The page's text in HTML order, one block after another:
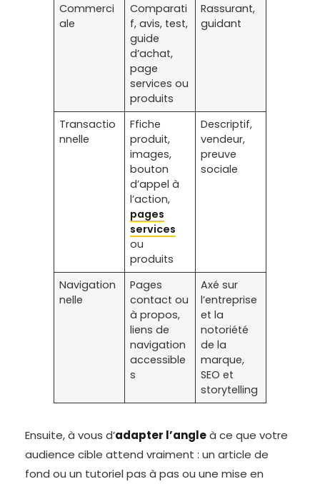
Commerci
ale
Comparati
f, avis, test,
guide
d’achat,
page
services ou
produits
Rassurant,
guidant
Transactio
nnelle
Ffiche
produit,
images,
bouton
d’appel à
l’action,
pages
services
ou
produits
Descriptif,
vendeur,
preuve
sociale
Navigation
nelle
Pages
contact ou
à propos,
liens de
navigation
accessible
s
Axé sur
l’entreprise
et la
notoriété
de la
marque,
SEO et
storytelling
Ensuite, à vous d’adapter l’angleà ce que votre
audience cible attend vraiment : un article de
fond ou un tutoriel pas à pas ou une mise en